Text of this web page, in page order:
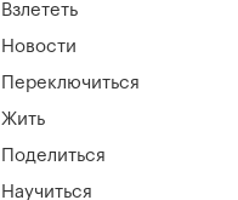
Взлететь
Новости
Переключиться
Жить
Поделиться
Научиться